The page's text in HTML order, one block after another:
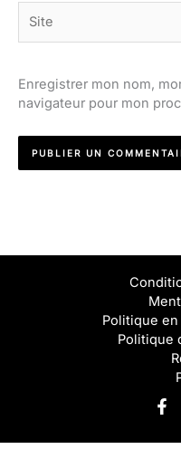
Enregistrer mon nom,
navigateur pour mon
Politique
Politique